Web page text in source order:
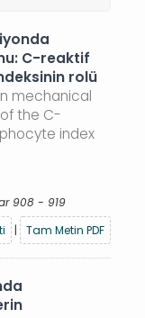
C-reaktif
rolü
mechanical
the C-
index
908 - 919
| Tam Metin PDF